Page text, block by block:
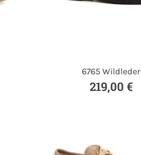
6765 Wildleder
219,00 €